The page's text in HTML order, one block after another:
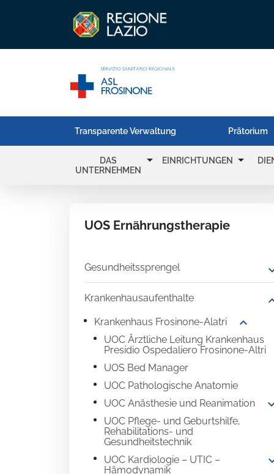
Transparente Verwaltung Prätorium
DAS
UNTERNEHMEN
arrow_drop_down EINRICHTUNGEN arrow_drop_down
UOS Ernährungstherapie
Gesundheitssprengel
Krankenhausaufenthalte
Krankenhaus Frosinone-Alatri expand_more
UOC Ärztliche Leitung Krankenhaus
Presidio Ospedaliero Frosinone-Altri
UOS Bed Manager
UOC Pathologische Anatomie
UOC Anästhesie und Reanimation
UOC Pflege- und Geburtshilfe,
Rehabilitations- und
Gesundheitstechnik
UOC Kardiologie – UTIC –
Hämodynamik